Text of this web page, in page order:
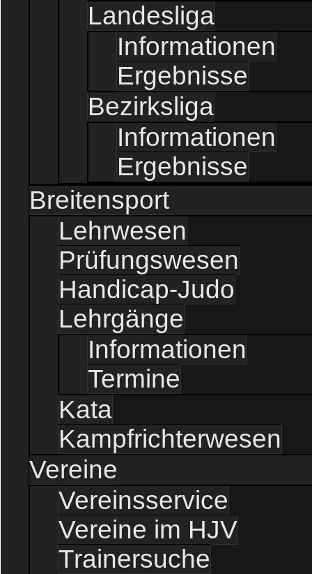
Landesliga
Informationen
Ergebnisse
Bezirksliga
Informationen
Ergebnisse
Breitensport
Lehrwesen
Prüfungswesen
Handicap-Judo
Lehrgänge
Informationen
Termine
Kata
Kampfrichterwesen
Vereine
Vereinsservice
Vereine im HJV
Trainersuche